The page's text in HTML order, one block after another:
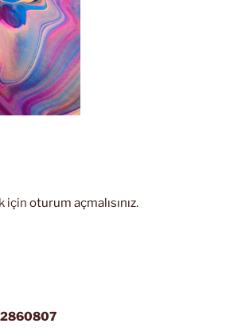
için oturum açmalısınız.